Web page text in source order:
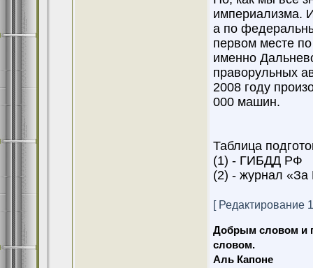
империализма.
а по
первом месте
именно
праворульных
2008 году
000 машин.
Таблица
(1) - ГИБДД РФ
(2) - журнал
[ Редактирование
Добрым словом и
словом.
Аль Капоне